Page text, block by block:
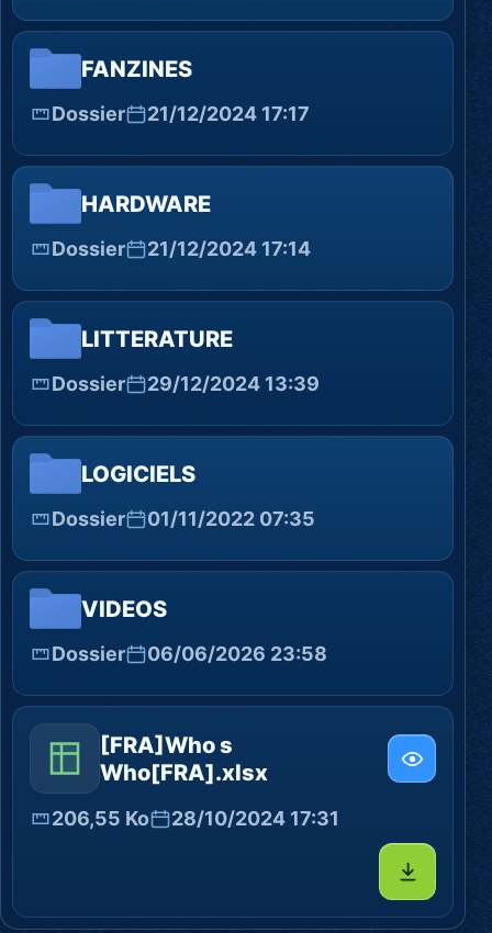
FANZINES
Dossier 21/12/2024 17:17
HARDWARE
Dossier 21/12/2024 17:14
LITTERATURE
Dossier 29/12/2024 13:39
LOGICIELS
Dossier 01/11/2022 07:35
VIDEOS
Dossier 06/06/2026 23:58
[FRA]Who s
Who[FRA].xlsx
206,55 Ko 28/10/2024 17:31